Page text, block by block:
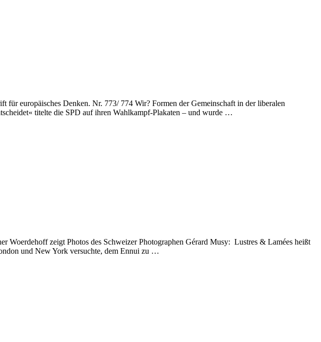
europäisches Denken. Nr. 773/ 774 Wir? Formen der Gemeinschaft in der liberalen
titelte die SPD auf ihren Wahlkampf-Plakaten – und wurde …
zeigt Photos des Schweizer Photographen Gérard Musy: Lustres & Lamées heißt
und New York versuchte, dem Ennui zu …